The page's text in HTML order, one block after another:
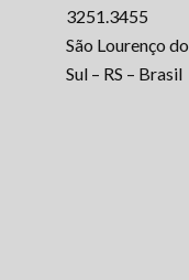
3251.3455
São Lourenço do
Sul – RS – Brasil